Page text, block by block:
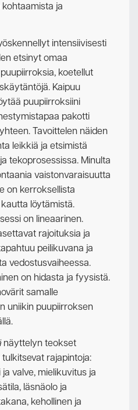
ja
intensiivisesti
etsinyt omaa
koetellut
Kaipuu
puupiirroksiini
pakotti
Tavoittelen näiden
leikkiä ja etsimistä
tekoprosessissa. Minulta
vaistonvaraisuutta
on kerroksellista
löytämistä.
on lineaarinen.
rajoituksia ja
peilikuvana ja
vedostusvaiheessa.
on hidasta ja fyysistä.
samalle
uniikin puupiirroksen
näyttelyn teokset
rajapintoja:
valve, mielikuvitus ja
läsnäolo ja
kehollinen ja